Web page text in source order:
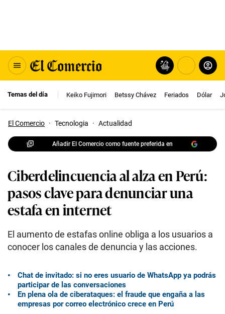
Temas del día Keiko Fujimori Betssy Chávez Feriados Dólar
El Comercio · Tecnologia · Actualidad
Añadir El Comercio como fuente preferida en
Ciberdelincuencia al alza en Perú:
pasos clave para denunciar una
estafa en internet
El aumento de estafas online obliga a los usuarios a
conocer los canales de denuncia y las acciones.
Chat de invitado: si no eres usuario de WhatsApp ya podrás
participar de las conversaciones
En plena ola de ciberataques: el fraude que engaña a las
empresas por correo electrónico crece en Perú